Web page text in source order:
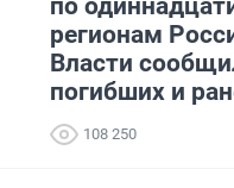
по
регионам
Власти
погибших и
108 250